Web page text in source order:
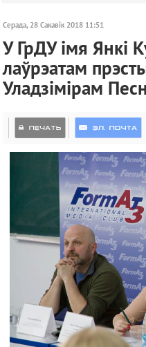
Серада, 28 Сакавік 2018 11:51
У ГрДУ імя Янкі
лаўрэатам
Уладзімірам